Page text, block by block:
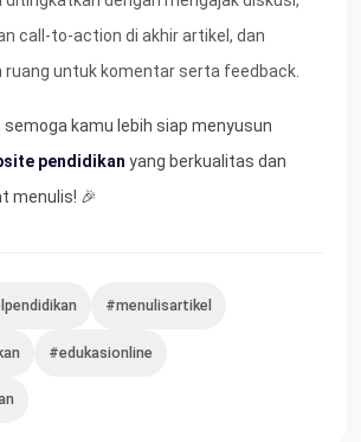
call-to-action di akhir artikel, dan
ruang untuk komentar serta feedback.
semoga kamu lebih siap menyusun
pendidikan yang berkualitas dan
menulis! 🎉
#menulisartikel
#edukasionline